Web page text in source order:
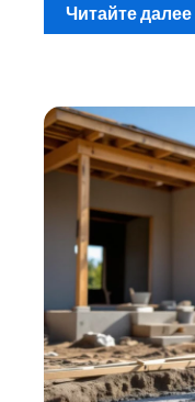
Читайте далее